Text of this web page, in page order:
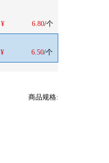
¥
6.80/个
¥
6.50/个
商品规格: